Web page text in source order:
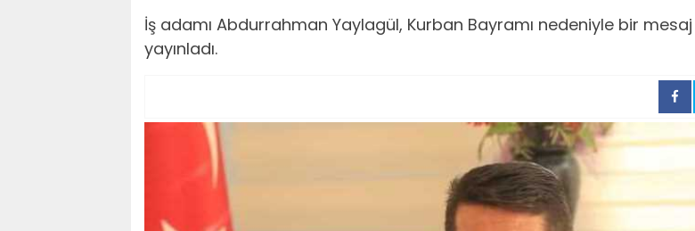
İş adamı Abdurrahman Yaylagül, Kurban Bayramı nedeniyle bir mesaj
yayınladı.